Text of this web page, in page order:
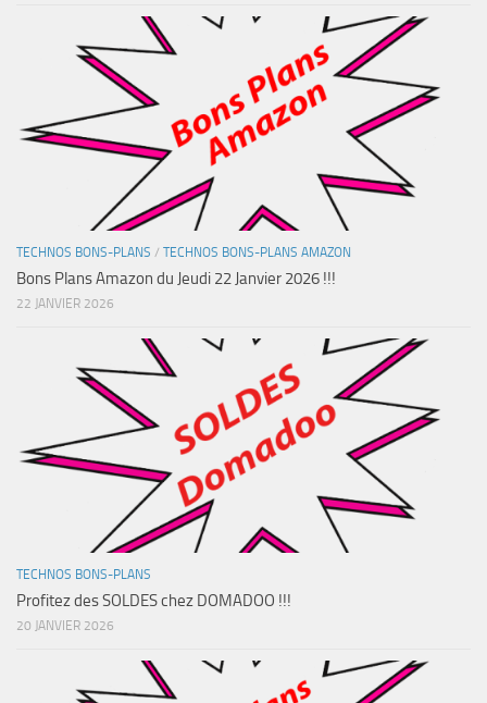
TECHNOS BONS-PLANS / TECHNOS BONS-PLANS AMAZON
Bons Plans Amazon du Jeudi 22 Janvier 2026 !!!
22 JANVIER 2026
TECHNOS BONS-PLANS
Profitez des SOLDES chez DOMADOO !!!
20 JANVIER 2026